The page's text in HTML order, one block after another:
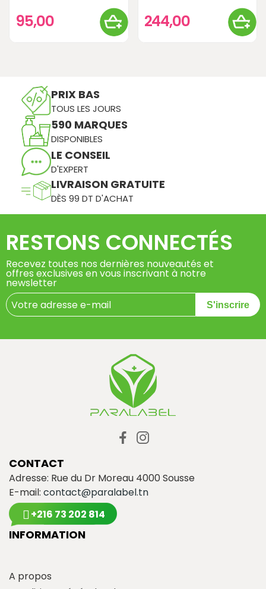
95,00 244,00
PRIX BAS
TOUS LES JOURS
590 MARQUES
DISPONIBLES
LE CONSEIL
D'EXPERT
LIVRAISON GRATUITE
DÈS 99 DT D'ACHAT
RESTONS CONNECTÉS
Recevez toutes nos dernières nouveautés et
offres exclusives en vous inscrivant à notre
newsletter
S'inscrire
CONTACT
Adresse: Rue du Dr Moreau 4000 Sousse
E-mail: contact@paralabel.tn
+216 73 202 814
INFORMATION
A propos